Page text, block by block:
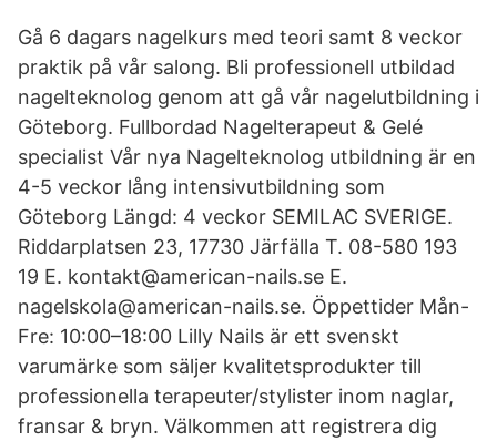
Gå 6 dagars nagelkurs med teori samt 8 veckor
praktik på vår salong. Bli professionell utbildad
nagelteknolog genom att gå vår nagelutbildning i
Göteborg. Fullbordad Nagelterapeut & Gelé
specialist Vår nya Nagelteknolog utbildning är en
4-5 veckor lång intensivutbildning som
Göteborg Längd: 4 veckor SEMILAC SVERIGE.
Riddarplatsen 23, 17730 Järfälla T. 08-580 193
19 E. kontakt@american-nails.se E.
nagelskola@american-nails.se. Öppettider Mån-
Fre: 10:00–18:00 Lilly Nails är ett svenskt
varumärke som säljer kvalitetsprodukter till
professionella terapeuter/stylister inom naglar,
fransar & bryn. Välkommen att registrera dig